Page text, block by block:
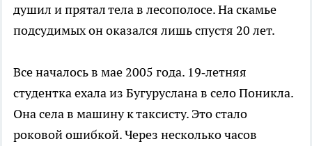
душил и прятал тела в лесополосе. На скамье
подсудимых он оказался лишь спустя 20 лет.
Все началось в мае 2005 года. 19‑летняя
студентка ехала из Бугуруслана в село Поникла.
Она села в машину к таксисту. Это стало
роковой ошибкой. Через несколько часов